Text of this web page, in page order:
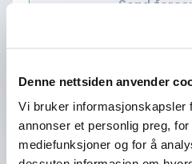
Denne nettsiden anvender
Vi bruker informasjonskapsler
annonser et personlig preg,
mediefunksjoner og for å
Send
Ole André
Bestill Ole André
foredragsholder